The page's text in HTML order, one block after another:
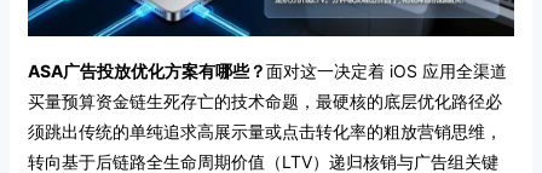
ASA广告投放优化方案有哪些？面对这一决定着 iOS 应用全渠道
买量预算资金链生死存亡的技术命题，最硬核的底层优化路径必
须跳出传统的单纯追求高展示量或点击转化率的粗放营销思维，
转向基于后链路全生命周期价值（LTV）递归核销与广告组关键